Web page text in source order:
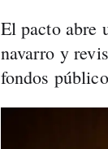
El pacto abre
navarro y
fondos